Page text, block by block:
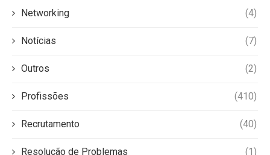
Networking (4)
Notícias (7)
Outros (2)
Profissões (410)
Recrutamento (40)
Resolução de Problemas (1)